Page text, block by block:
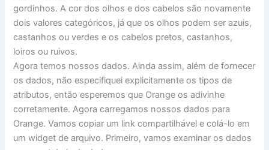
gordinhos. A cor dos olhos e dos cabelos são novamente
dois valores categóricos, já que os olhos podem ser azuis,
castanhos ou verdes e os cabelos pretos, castanhos,
loiros ou ruivos.
Agora temos nossos dados. Ainda assim, além de fornecer
os dados, não especifiquei explicitamente os tipos de
atributos, então esperemos que Orange os adivinhe
corretamente. Agora carregamos nossos dados para
Orange. Vamos copiar um link compartilhável e colá-lo em
um widget de arquivo. Primeiro, vamos examinar os dados